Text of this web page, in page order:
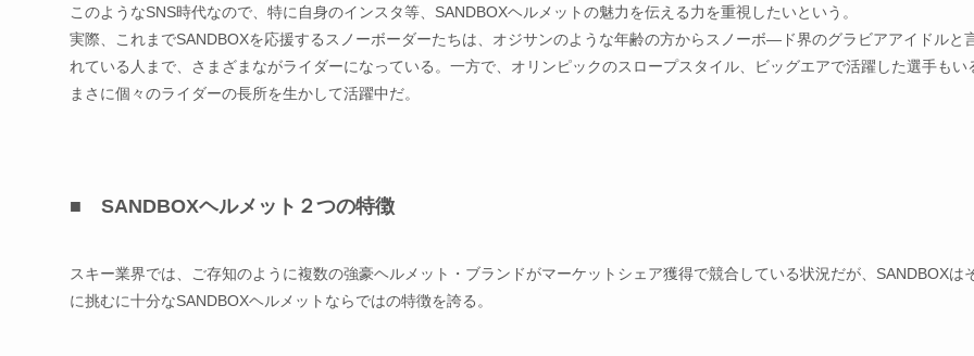
このようなSNS時代なので、特に自身のインスタ等、 SANDBOXヘルメットの魅力を伝える力を重視したいという。
実際、
これまでSANDBOXを応援するスノーボーダーたちは、 オジサンのような年齢の方からスノーボ―ド界のグラビアアイドルと
れている人まで、さまざまながライダーになっている。一方で、オリンピックのスロープスタイル、
ビッグエアで活躍した選手もい
まさに個々のライダーの長所を生かして活躍中だ。
■ SANDBOXヘルメット２つの特徴
スキー業界では、ご存知のように複数の強豪ヘルメット・ ブランドがマーケットシェア獲得で競合している状況だが、SANDBOXは
に挑むに十分なSANDBOXヘルメットならではの特徴を誇る。